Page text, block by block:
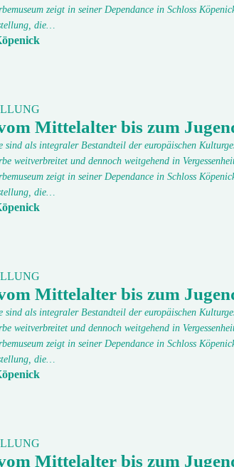
zeigt in seiner Dependance in Schloss
die…
Mittelalter bis zum
sind als integraler Bestandteil der europäischen
weitverbreitet und dennoch weitgehend in
zeigt in seiner Dependance in Schloss
die…
Mittelalter bis zum
sind als integraler Bestandteil der europäischen
weitverbreitet und dennoch weitgehend in
zeigt in seiner Dependance in Schloss
die…
Mittelalter bis zum